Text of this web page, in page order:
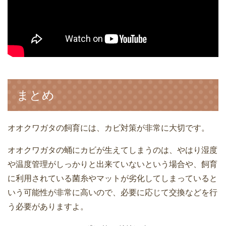
まとめ
オオクワガタの飼育には、カビ対策が非常に大切です。
オオクワガタの蛹にカビが生えてしまうのは、やはり湿度
や温度管理がしっかりと出来ていないという場合や、飼育
に利用されている菌糸やマットが劣化してしまっていると
いう可能性が非常に高いので、必要に応じて交換などを行
う必要がありますよ。